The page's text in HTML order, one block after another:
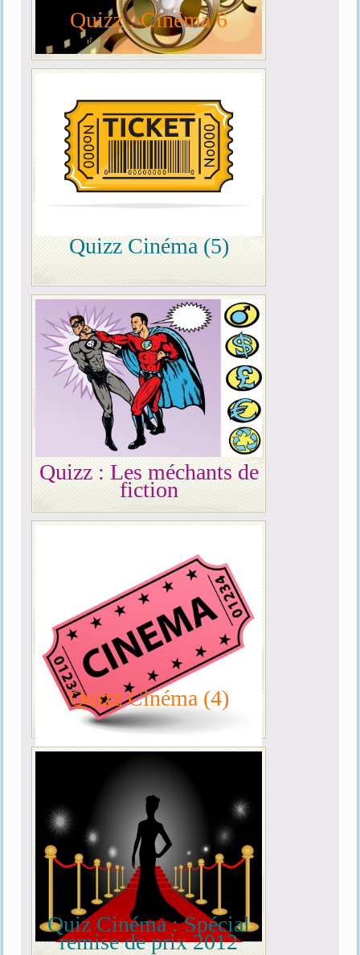
Quizz : Cinéma 6
Quizz Cinéma (5)
Quizz : Les méchants de
fiction
Quizz Cinéma (4)
Quiz Cinéma : Spécial
remise de prix 2012